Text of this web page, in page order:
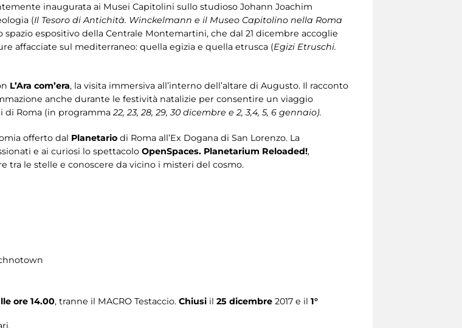
inaugurata ai Musei Capitolini sullo studioso Johann Joachim
(Il Tesoro di Antichità. Winckelmann e il Museo Capitolino nella Roma
spazio espositivo della Centrale Montemartini, che dal 21 dicembre accoglie
affacciate sul mediterraneo: quella egizia e quella etrusca (Egizi Etruschi.
L’Ara com’era, la visita immersiva all’interno dell’altare di Augusto. Il racconto
anche durante le festività natalizie per consentire un viaggio
di Roma (in programma 22, 23, 28, 29, 30 dicembre e 2, 3,4, 5, 6 gennaio).
offerto dal Planetario di Roma all’Ex Dogana di San Lorenzo. La
e ai curiosi lo spettacolo OpenSpaces. Planetarium Reloaded!,
tra le stelle e conoscere da vicino i misteri del cosmo.
ore 14.00, tranne il MACRO Testaccio. Chiusi il 25 dicembre 2017 e il 1°